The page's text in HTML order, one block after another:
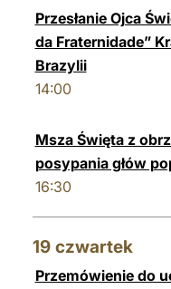
Przesłanie Ojca
da Fraternidade”
Brazylii
14:00
Msza Święta z
posypania głów
16:30
19 czwartek
Przemówienie do